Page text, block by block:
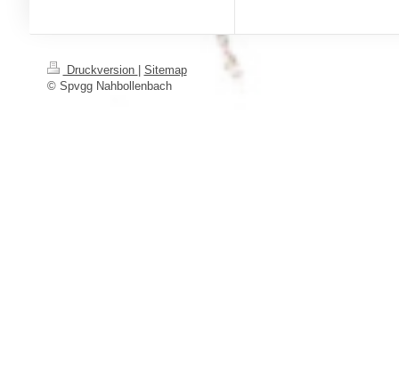
Druckversion | Sitemap
© Spvgg Nahbollenbach